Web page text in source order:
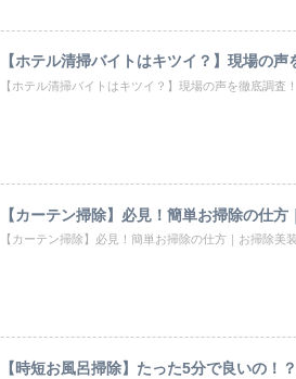
【ホテル清掃バイトはキツイ？】現場の
【ホテル清掃バイトはキツイ？】現場の声を徹底調
【カーテン掃除】必見！簡単お掃除の仕
【カーテン掃除】必見！簡単お掃除の仕方｜お掃除美
【時短お風呂掃除】たった5分で良いの！